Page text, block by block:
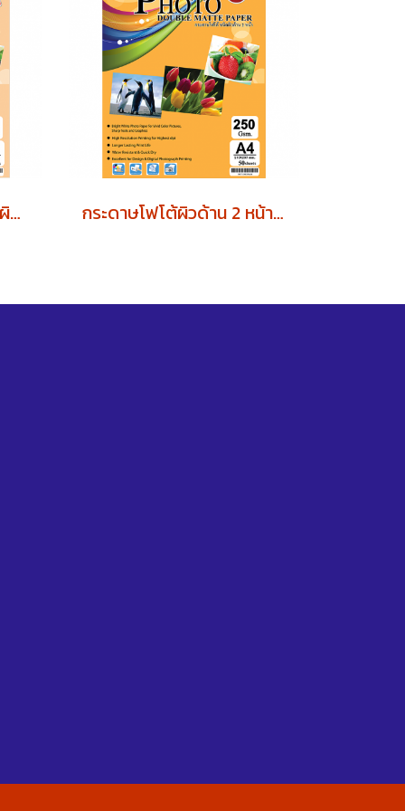
กระดาษโฟโต้ 160 แกรม ผิวมัน 2 หน้า (บรรจุ 50 แผ่น) กระดาษโฟโต้ผิวด้าน 2 หน้า 250 แกรม (บรรจุ 50 แผ่น)